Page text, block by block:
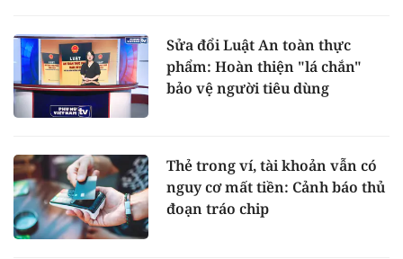
Sửa đổi Luật An toàn thực
phẩm: Hoàn thiện "lá chắn"
bảo vệ người tiêu dùng
Thẻ trong ví, tài khoản vẫn có
nguy cơ mất tiền: Cảnh báo thủ
đoạn tráo chip